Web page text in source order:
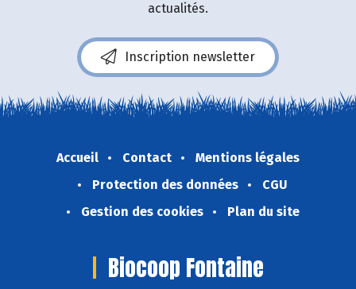
actualités.
Inscription newsletter
Accueil Contact
Mentions légales
Protection des données
CGU
Gestion des cookies
Plan du site
Biocoop Fontaine